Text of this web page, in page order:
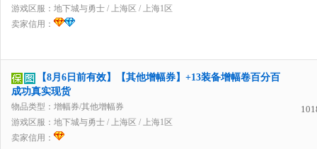
游戏区服： 地下城与勇士 / 上海区 / 上海1区
卖家信用：
【8月6日前有效】【其他增幅券】+13装备增幅卷百分百
成功真实现货
物品类型：增幅券/其他增幅券
游戏区服： 地下城与勇士 / 上海区 / 上海1区
卖家信用：